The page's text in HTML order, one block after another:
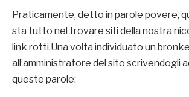
Praticamente, detto in parole povere,
sta tutto nel trovare siti della nostra
link rotti.Una volta individuato un
all’amministratore del sito scrivendogli
queste parole: